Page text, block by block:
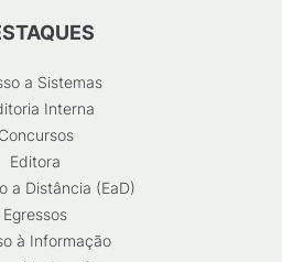
a Sistemas
Interna
Concursos
Editora
a Distância (EaD)
Egressos
à Informação